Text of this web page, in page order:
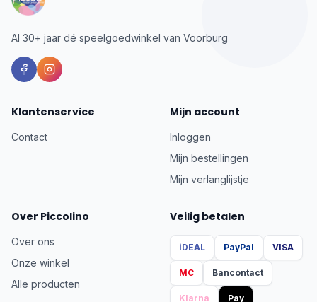
Al 30+ jaar dé speelgoedwinkel van Voorburg
Klantenservice
Contact
Mijn account
Inloggen
Mijn bestellingen
Mijn verlanglijstje
Over Piccolino
Over ons
Onze winkel
Alle producten
Veilig betalen
iDEAL PayPal VISA
MC Bancontact
Klarna Pay